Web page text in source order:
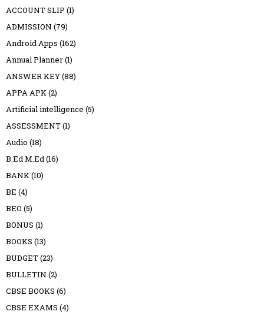
ACCOUNT SLIP (1)
ADMISSION (79)
Android Apps (162)
Annual Planner(1)
ANSWER KEY(88)
APPA APK(2)
Artificial intelligence (5)
ASSESSMENT(1)
Audio (18)
B.Ed M.Ed(16)
BANK(10)
BE (4)
BEO (5)
BONUS (1)
BOOKS (13)
BUDGET(23)
BULLETIN (2)
CBSE BOOKS (6)
CBSE EXAMS (4)